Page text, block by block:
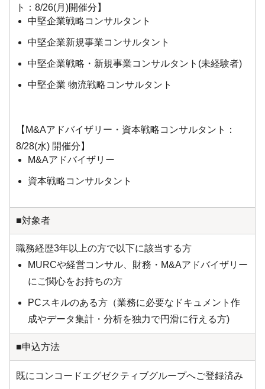
ト：8/26(月)開催分】
中堅企業戦略コンサルタント
中堅企業新規事業コンサルタント
中堅企業戦略・新規事業コンサルタント(未経験者)
中堅企業 物流戦略コンサルタント
【M&Aアドバイザリー・資本戦略コンサルタント：
8/28(水) 開催分】
M&Aアドバイザリー
資本戦略コンサルタント
■対象者
職務経歴3年以上の方で以下に該当する方
MURCや経営コンサル、財務・M&Aアドバイザリー
にご関心をお持ちの方
PCスキルのある方（業務に必要なドキュメント作
成やデータ集計・分析を独力で円滑に行える方)
■申込方法
既にコンコードエグゼクティブグループへご登録済み